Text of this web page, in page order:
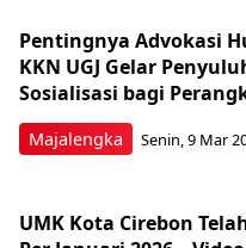
Majalengka
Pentingnya Advokasi
KKN UGJ Gelar
Sosialisasi bagi
Senin, 9 Mar
UMK Kota Cirebon